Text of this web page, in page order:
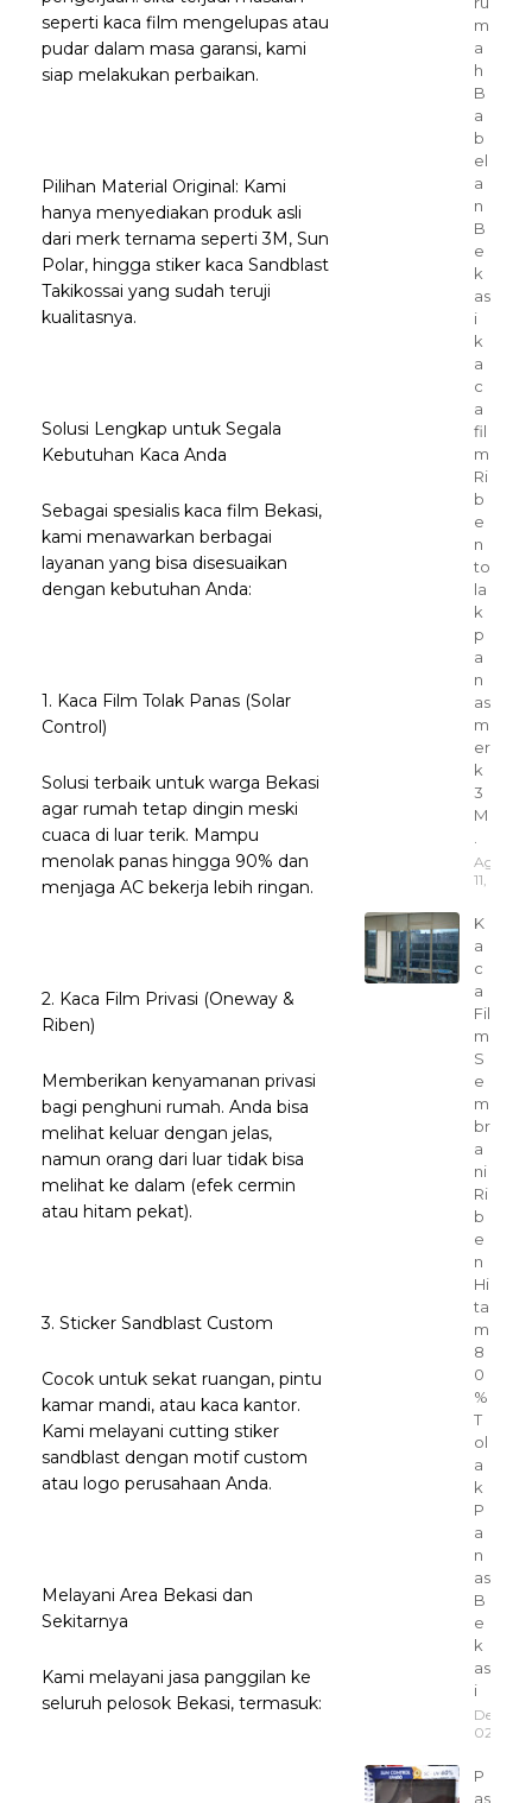
seperti kaca film mengelupas atau
pudar dalam masa garansi, kami
siap melakukan perbaikan.
Pilihan Material Original: Kami
hanya menyediakan produk asli
dari merk ternama seperti 3M, Sun
Polar, hingga stiker kaca Sandblast
Takikossai yang sudah teruji
kualitasnya.
Solusi Lengkap untuk Segala
Kebutuhan Kaca Anda
Sebagai spesialis kaca film Bekasi,
kami menawarkan berbagai
layanan yang bisa disesuaikan
dengan kebutuhan Anda:
1. Kaca Film Tolak Panas (Solar
Control)
Solusi terbaik untuk warga Bekasi
agar rumah tetap dingin meski
cuaca di luar terik. Mampu
menolak panas hingga 90% dan
menjaga AC bekerja lebih ringan.
2. Kaca Film Privasi (Oneway &
Riben)
Memberikan kenyamanan privasi
bagi penghuni rumah. Anda bisa
melihat keluar dengan jelas,
namun orang dari luar tidak bisa
melihat ke dalam (efek cermin
atau hitam pekat).
3. Sticker Sandblast Custom
Cocok untuk sekat ruangan, pintu
kamar mandi, atau kaca kantor.
Kami melayani cutting stiker
sandblast dengan motif custom
atau logo perusahaan Anda.
Melayani Area Bekasi dan
Sekitarnya
Kami melayani jasa panggilan ke
seluruh pelosok Bekasi, termasuk:
m
a
h
B
a
b
el
a
n
B
e
k
as
i
k
a
c
a
fil
m
Ri
b
e
n
to
la
k
p
a
n
as
m
er
k
3
M
Agustus
11, 2025
K
a
c
a
Fil
m
S
e
m
br
a
ni
Ri
b
e
n
Hi
ta
m
8
0
%
T
ol
a
k
P
a
n
as
B
e
k
as
i
02,
P
as